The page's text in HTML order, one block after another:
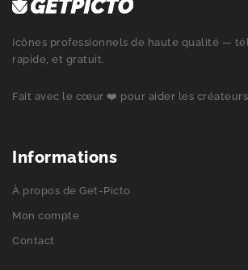
Icônes professionnels de haute qualité —
rapide, et gratuit.
Fait avec le cœur ❤️ pour aider les créateurs
Informations
À propos de Get-Picto
Mon compte
Contact